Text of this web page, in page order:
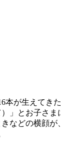
本が生えてき
」とお子さ
などの横顔